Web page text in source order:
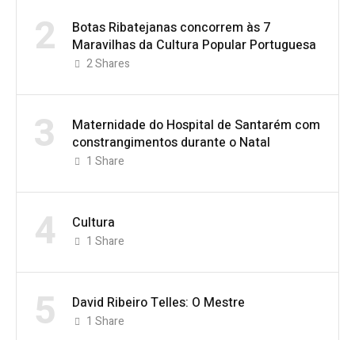
2
Botas Ribatejanas concorrem às 7
Maravilhas da Cultura Popular Portuguesa
2Shares
3
Maternidade do Hospital de Santarém com
constrangimentos durante o Natal
1 Share
4 Cultura
1 Share
5 David Ribeiro Telles: O Mestre
1 Share